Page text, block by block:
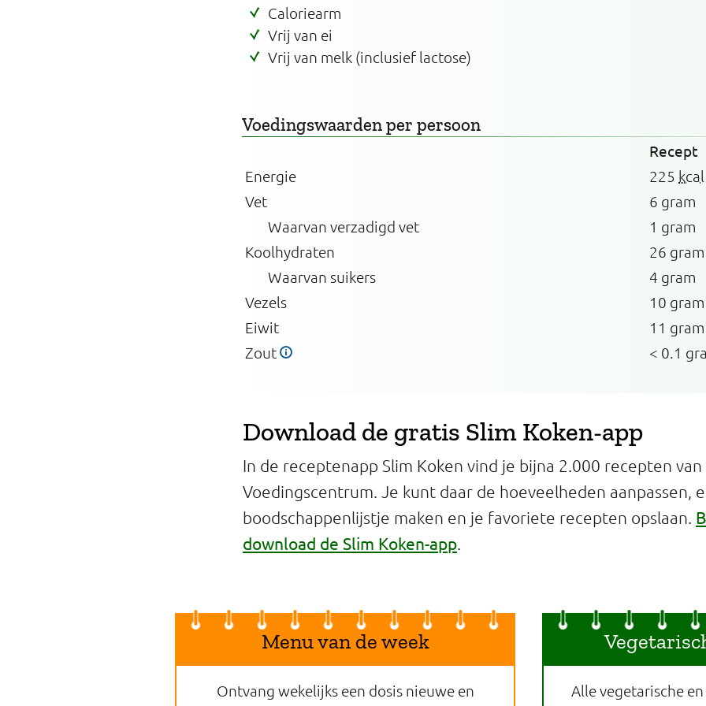
Caloriearm
Vrij van ei
Vrij van melk (inclusief lactose)
Voedingswaardenper persoon
Recept
Energie
225 kcal
Vet
6 gram
Waarvan verzadigd vet
1 gram
Koolhydraten
26 gram
Waarvan suikers
4 gram
Vezels
10 gram
Eiwit
11 gram
Zout
< 0.1
Download de gratis Slim Koken-app
In de receptenapp Slim Koken vind je bijna 2.000 recepten
Voedingscentrum. Je kunt daar de hoeveelheden aanpassen,
boodschappenlijstje maken en je favoriete recepten opslaan.
download de Slim Koken-app
Menu van de week
Ontvang wekelijks een dosis nieuwe en Alle vegetarische